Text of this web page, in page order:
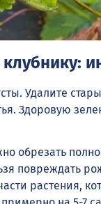
Удалите
Здоровую
обрезать
повреждать
растения,